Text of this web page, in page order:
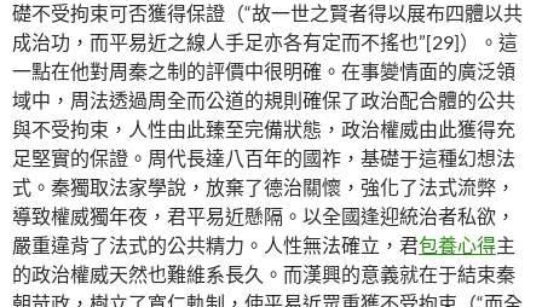
礎不受拘束可否獲得保證（“故一世之賢者得以展布四體以共
成治功，而平易近之線人手足亦各有定而不搖也”[29]）。這
一點在他對周秦之制的評價中很明確。在事變情面的廣泛領
域中，周法透過周全而公道的規則確保了政治配合體的公共
與不受拘束，人性由此臻至完備狀態，政治權威由此獲得充
足堅實的保證。周代長達八百年的國祚，基礎于這種幻想法
式。秦獨取法家學說，放棄了德治關懷，強化了法式流弊，
導致權威獨年夜，君平易近懸隔。以全國逢迎統治者私欲，
嚴重違背了法式的公共精力。人性無法確立，君包養心得主
的政治權威天然也難維系長久。而漢興的意義就在于結束秦